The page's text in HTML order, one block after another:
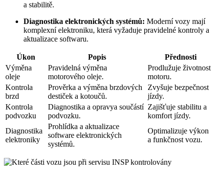
a stabilitě.
Diagnostika elektronických systémů: Moderní vozy mají
komplexní elektroniku, která vyžaduje pravidelné kontroly a
aktualizace softwaru.
Úkon Popis
Přednosti
Výměna
oleje
Pravidelná výměna
motorového oleje.
Prodlužuje životnost
motoru.
Kontrola
brzd
Prověrka a výměna brzdových
destiček a kotoučů.
Zvyšuje bezpečnost
jízdy.
Kontrola
podvozku
Diagnostika a opravya součástí
podvozku.
Zajišťuje stabilitu a
komfort jízdy.
Diagnostika
elektroniky
Prohlídka a aktualizace
software elektronických
systémů.
Optimalizuje výkon
a funkčnost vozu.